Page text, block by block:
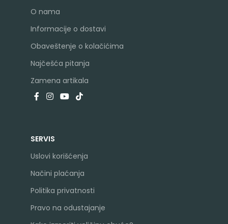
O nama
Informacije o dostavi
Obaveštenje o kolačićima
Najčešća pitanja
Zamena artikala
SERVIS
Uslovi korišćenja
Načini plaćanja
Politika privatnosti
Pravo na odustajanje